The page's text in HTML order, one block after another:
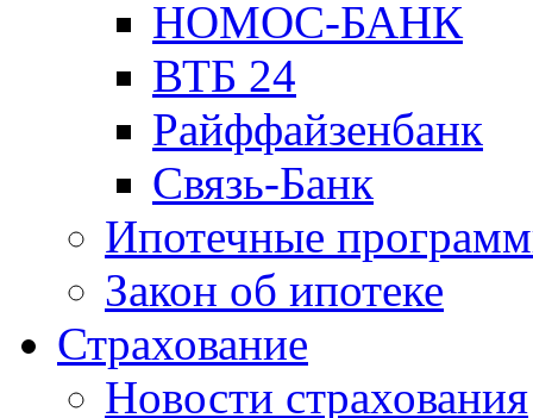
НОМОС-БАНК
ВТБ 24
Райффайзенбанк
Связь-Банк
Ипотечные
Закон об ипотеке
Страхование
Новости страхования